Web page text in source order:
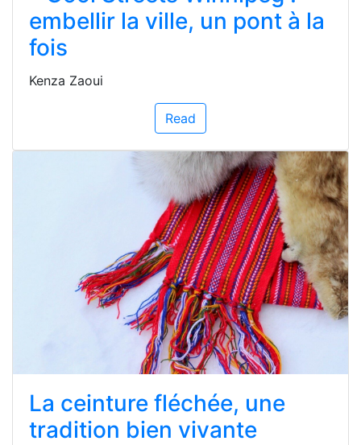
embellir la ville, un pont à la
fois
Kenza Zaoui
Read
La ceinture fléchée, une
tradition bien vivante